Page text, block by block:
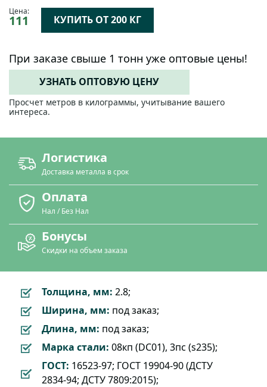
Цена:
111 КУПИТЬ ОТ 200 КГ
При заказе свыше 1 тонн уже оптовые цены!
УЗНАТЬ ОПТОВУЮ ЦЕНУ
Просчет метров в килограммы, учитывание вашего
интереса.
Логистика
Доставка металла в срок
Оплата
Нал / Без Нал
Бонусы
Скидки на объем заказа
Толщина, мм: 2.8;
Ширина, мм: под заказ;
Длина, мм: под заказ;
Марка стали: 08кп (DC01), 3пс (s235);
ГОСТ: 16523-97; ГОСТ 19904-90 (ДСТУ
2834-94; ДСТУ 7809:2015);